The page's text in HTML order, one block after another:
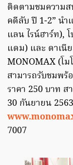
ติดตามชมความ
คดีลับ ปี 1-2” น
แลน ไรน์ฮาร์ท),
แดม) และ ดาเนี
MONOMAX (โ
สามารถรับชมพ
ราคา 250 บาท
30 กันยายน
7007